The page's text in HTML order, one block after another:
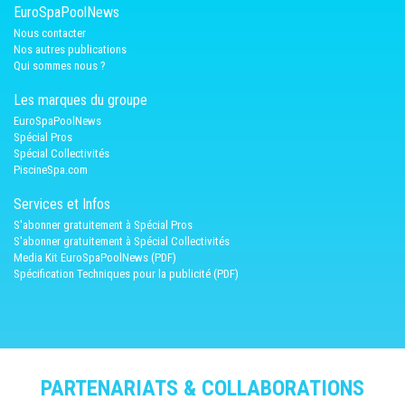
EuroSpaPoolNews
Nous contacter
Nos autres publications
Qui sommes nous ?
Les marques du groupe
EuroSpaPoolNews
Spécial Pros
Spécial Collectivités
PiscineSpa.com
Services et Infos
S'abonner gratuitement à Spécial Pros
S'abonner gratuitement à Spécial Collectivités
Media Kit EuroSpaPoolNews (PDF)
Spécification Techniques pour la publicité (PDF)
PARTENARIATS & COLLABORATIONS